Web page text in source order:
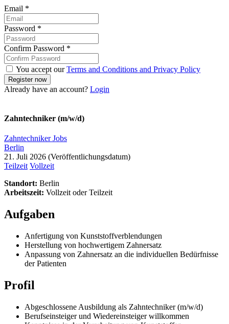
Arbeitgeber
Puchmayr Dentaltechnik GmbH
Berlin
ab sofort
Zahntechniker/in
Webseite
E-Mail
info@zahntechniker-gesucht.com
Hinweis zur Bewerbung
Zahntechniker-15584
wir deine Bewerbung klar zuordnen können.
Standort
Jobs für Zahntechniker/innen
Baden-Württemberg
Bayern
Berlin
Brandenburg
Hamburg
Mecklenburg-Vorpommern
Niedersachsen